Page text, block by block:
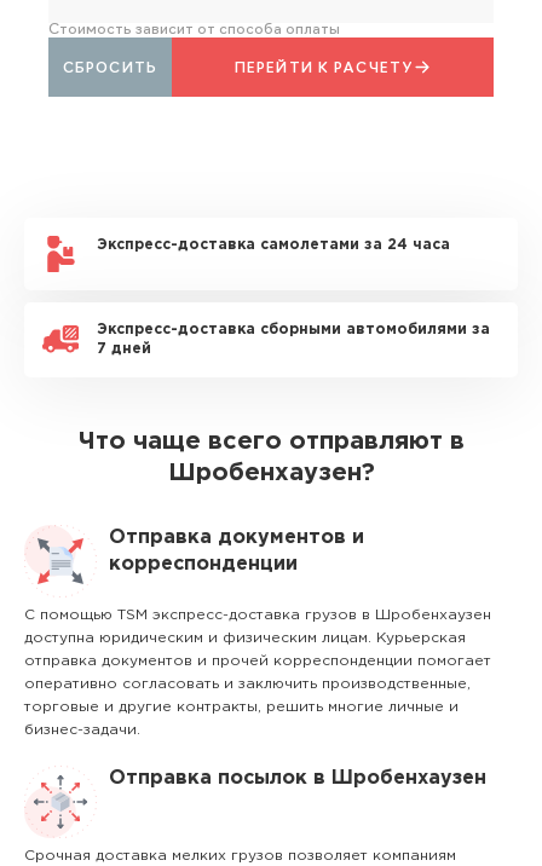
Стоимость зависит от способа оплаты
ПЕРЕЙТИ К РАСЧЕТУ
СБРОСИТЬ
Экспресс-доставка самолетами за 24 часа
Экспресс-доставка сборными автомобилями за
7 дней
Что чаще всего отправляют в
Шробенхаузен?
Отправка документов и
корреспонденции
С помощью TSM экспресс-доставка грузов в Шробенхаузен
доступна юридическим и физическим лицам. Курьерская
отправка документов и прочей корреспонденции помогает
оперативно согласовать и заключить производственные,
торговые и другие контракты, решить многие личные и
бизнес-задачи.
Отправка посылок в Шробенхаузен
Срочная доставка мелких грузов позволяет компаниям